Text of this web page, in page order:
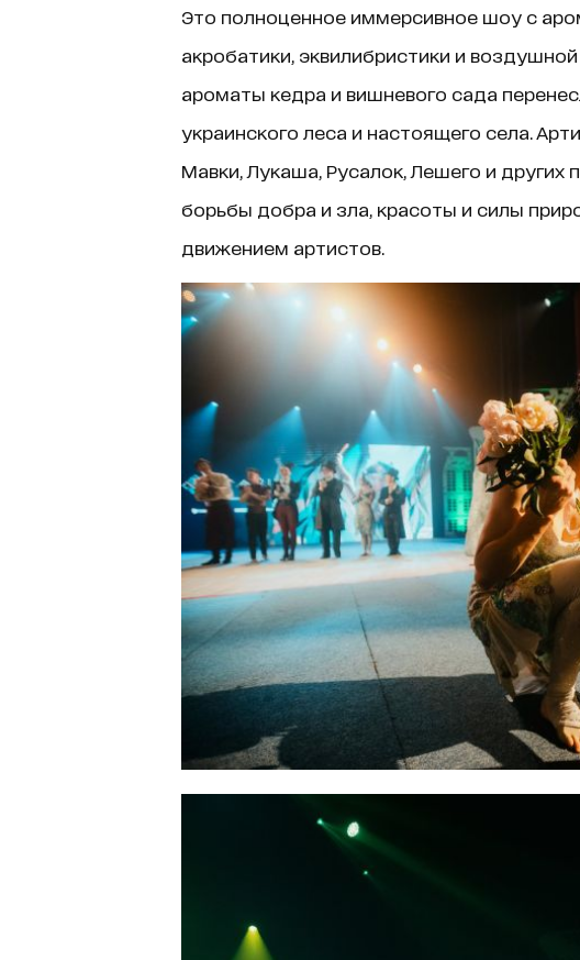
Это полноценное иммерсивное шоу с
акробатики, эквилибристики и
ароматы кедра и вишневого сада
украинского леса и настоящего села.
Мавки, Лукаша, Русалок, Лешего и других
борьбы добра и зла, красоты и силы
движением артистов.